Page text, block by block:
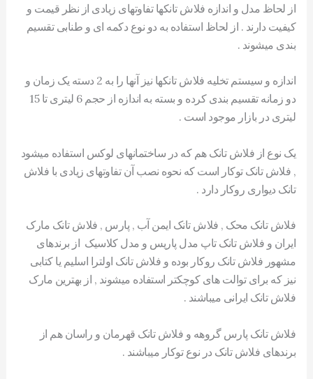
از لحاظ مدل و اندازه فلاش تانکها تفاوتهای زیادی از نظر قیمت و
کیفیت دارند . از لحاظ استفاده به دو نوع دکمه ای و طنابی تقسیم
بندی میشوند .
اندازه و سیستم تخلیه فلاش تانکها نیز آنها را به 2 دسته یک زمان و
دو زمانه تقسیم بندی کرده و بسته به اندازه از حجم 6 لیتری تا 15
لیتری در بازار موجود است .
یک نوع از فلاش تانک هم که در ساختمانهای لوکس استفاده میشود
, فلاش تانک توکار است که نحوه نصب آن تفاوتهای زیادی با فلاش
تانک دیواری روکار دارد .
فلاش تانک محک , فلاش تانک ایمن آب , پارس , فلاش تانک مارک
ایران و فلاش تانک تاپ مدل پاریس و مدل کلاسیک از برندهای
مشهور فلاش تانک روکار بوده و فلاش تانک اولترا اسلیم یا کتابی
نیز که برای توالت های کوچکتر استفاده میشوند , از بهترین مارک
فلاش تانک ایرانی میباشند .
فلاش تانک پارس گروهه و فلاش تانک قهرمان و راسان هم از
برندهای فلاش تانک در نوع توکار میباشند .